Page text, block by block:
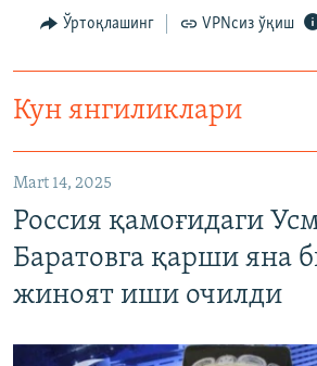
Ўртоқлашинг VPNсиз ўқиш
Кун янгиликлари
Mart 14, 2025
Россия қамоғидаги
Баратовга қарши яна
жиноят иши очилди